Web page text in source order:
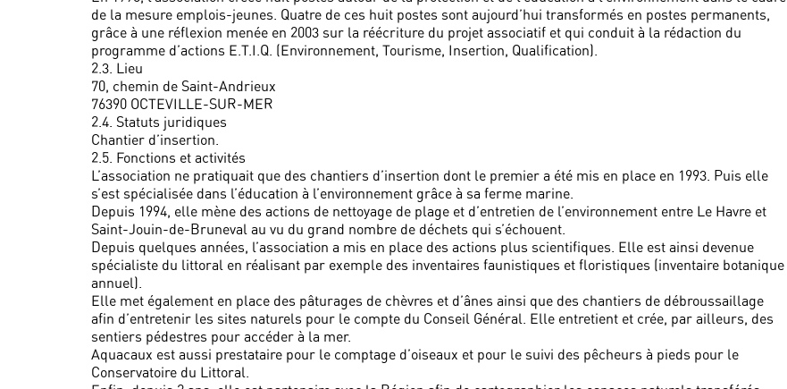
de la mesure emplois-jeunes. Quatre de ces huit postes sont aujourd’hui transformés en postes permanents,
grâce à une réflexion menée en 2003 sur la réécriture du projet associatif et qui conduit à la rédaction du
programme d’actions E.T.I.Q. (Environnement, Tourisme, Insertion, Qualification).
2.3. Lieu
70, chemin de Saint-Andrieux
76390 OCTEVILLE-SUR-MER
2.4. Statuts juridiques
Chantier d’insertion.
2.5. Fonctions et activités
L’association ne pratiquait que des chantiers d’insertion dont le premier a été mis en place en 1993. Puis elle
s’est spécialisée dans l’éducation à l’environnement grâce à sa ferme marine.
Depuis 1994, elle mène des actions de nettoyage de plage et d’entretien de l’environnement entre Le Havre et
Saint-Jouin-de-Bruneval au vu du grand nombre de déchets qui s’échouent.
Depuis quelques années, l’association a mis en place des actions plus scientifiques. Elle est ainsi devenue
spécialiste du littoral en réalisant par exemple des inventaires faunistiques et floristiques (inventaire botanique
annuel).
Elle met également en place des pâturages de chèvres et d’ânes ainsi que des chantiers de débroussaillage
afin d’entretenir les sites naturels pour le compte du Conseil Général. Elle entretient et crée, par ailleurs, des
sentiers pédestres pour accéder à la mer.
Aquacaux est aussi prestataire pour le comptage d’oiseaux et pour le suivi des pêcheurs à pieds pour le
Conservatoire du Littoral.